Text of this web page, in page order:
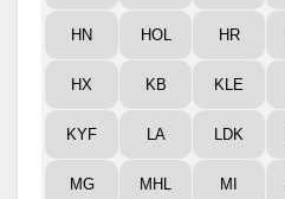
HN HOL HR
HX KB KLE
KYF LA LDK
MG MHL MI